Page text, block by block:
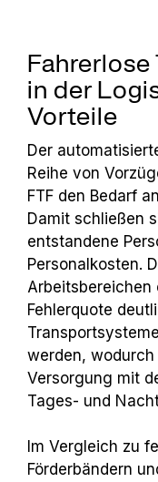
in der
Vorteile
Der
Reihe von
FTF den Bedarf
Damit schließen
entstandene
Personalkosten.
Fehlerquote
werden,
Versorgung mit
Tages- und
Im Vergleich zu
Förderbändern